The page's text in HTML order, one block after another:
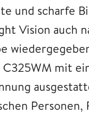
und scharfe
Vision auch
C325WM mit
Personen,